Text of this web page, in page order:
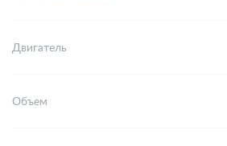
Двигатель
Объем